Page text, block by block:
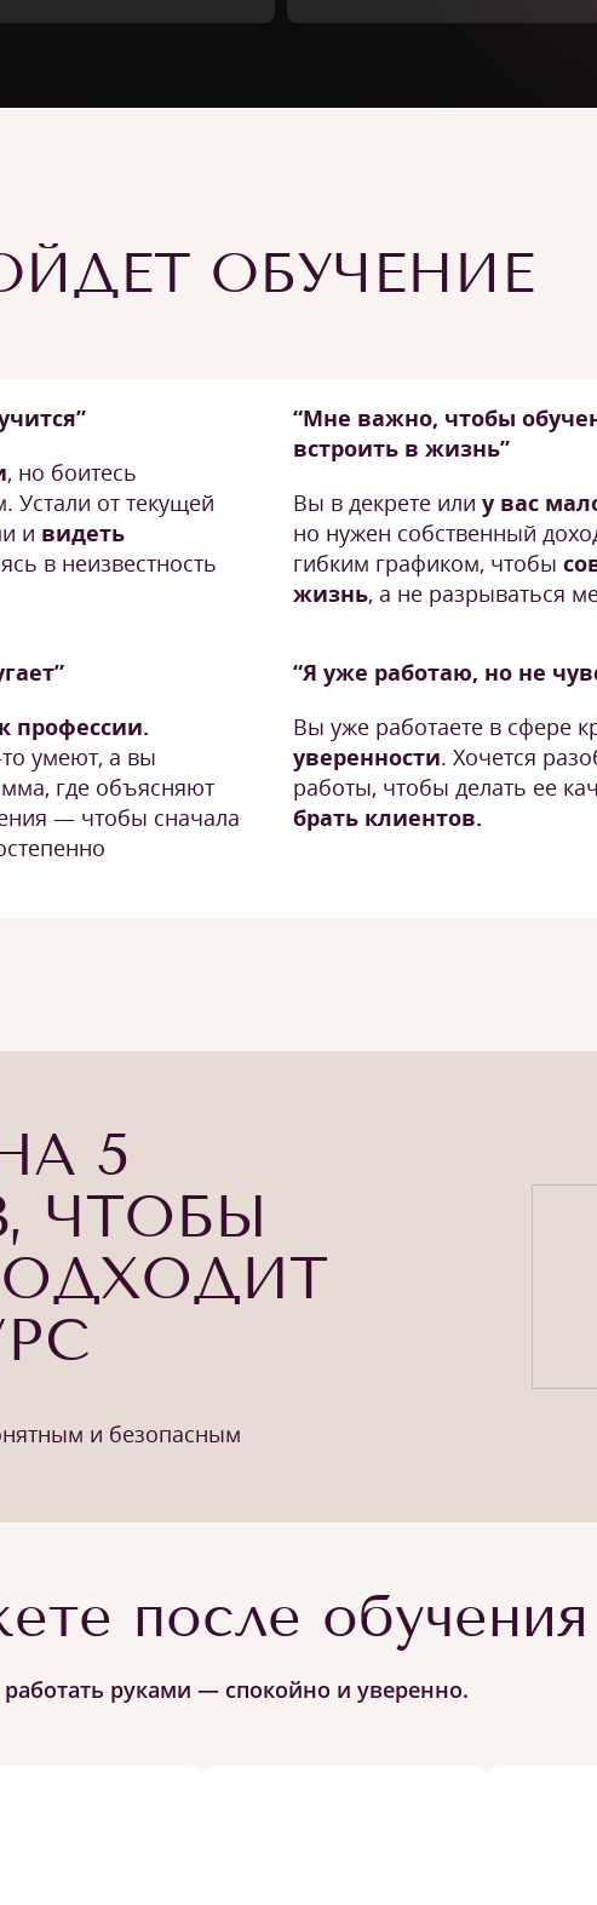
ОБУЧЕНИЕ
, но боитесь
Устали от текущей
и видеть
в неизвестность
“Мне важно, чтобы
встроить в жизнь”
Вы в декрете или у вас
но нужен собственный
гибким графиком, чтобы
жизнь, а не разрываться
профессии.
умеют, а вы
где объясняют
— чтобы сначала
“Я уже работаю, но не
Вы уже работаете в сфере
уверенности. Хочется
работы, чтобы делать ее
брать клиентов.
5
ЧТОБЫ
и безопасным
после обучения
руками — спокойно и уверенно.